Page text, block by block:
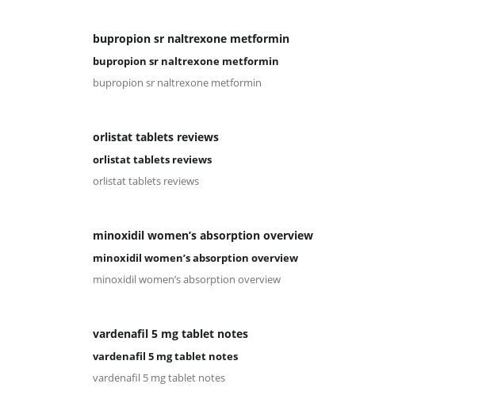
bupropion sr naltrexone metformin
bupropion sr naltrexone metformin
bupropion sr naltrexone metformin
orlistat tablets reviews
orlistat tablets reviews
orlistat tablets reviews
minoxidil women’s absorption overview
minoxidil women’s absorption overview
minoxidil women’s absorption overview
vardenafil 5 mg tablet notes
vardenafil 5 mg tablet notes
vardenafil 5 mg tablet notes